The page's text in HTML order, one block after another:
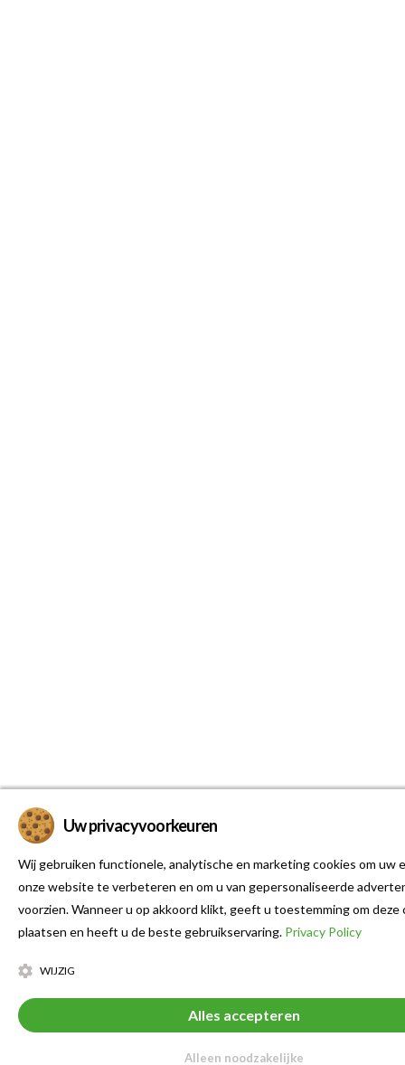
Uw privacyvoorkeuren
Wij gebruiken functionele, analytische en marketing cookies om uw
onze website te verbeteren en om u van gepersonaliseerde
voorzien. Wanneer u op akkoord klikt, geeft u toestemming om deze
plaatsen en heeft u de beste gebruikservaring. Privacy Policy
WIJZIG
Alles accepteren
Alleen noodzakelijke